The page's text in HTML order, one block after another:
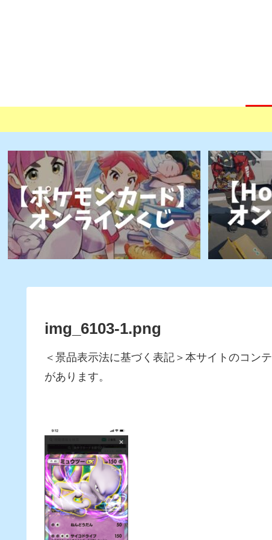
img_6103-1.png
＜景品表示法に基づく表記＞本サイトのコン
があります。